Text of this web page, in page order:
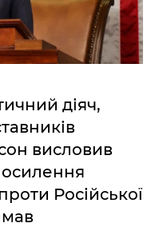
діяч,
висловив
Російської